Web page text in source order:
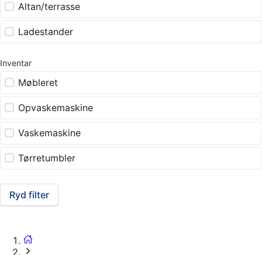
Altan/terrasse
Ladestander
Inventar
Møbleret
Opvaskemaskine
Vaskemaskine
Tørretumbler
Ryd filter